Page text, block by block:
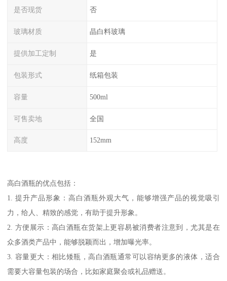
是否现货 否
玻璃材质 晶白料玻璃
提供加工定制 是
包装形式 纸箱包装
容量 500ml
可售卖地 全国
高度 152mm
高白酒瓶的优点包括：
1. 提升产品形象：高白酒瓶外观大气，能够增强产品的视觉吸引
力，给人、精致的感觉，有助于提升形象。
2. 方便展示：高白酒瓶在货架上更容易被消费者注意到，尤其是在
众多酒类产品中，能够脱颖而出，增加曝光率。
3. 容量更大：相比矮瓶，高白酒瓶通常可以容纳更多的液体，适合
需要大容量包装的场合，比如家庭聚会或礼品赠送。